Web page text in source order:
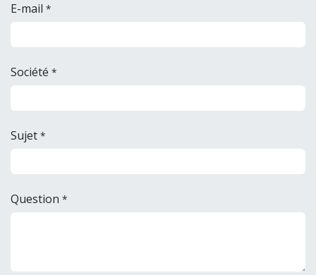
E-mail *
Société *
Sujet *
Question *